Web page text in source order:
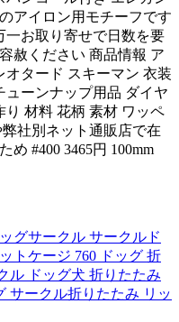
アイロン用モチーフです
一お取り寄せで日数を要
赦ください 商品情報 ア
オタード スキーマン 衣装
ューンナップ用品 ダイヤ
り 材料 花柄 素材 ワッペ
社別ネット通販店で在
め #400 3465円 100mm
グサークル サークルド
トケージ 760 ドッグ 折
ル ドッグ犬 折りたたみ
サークル折りたたみ リッ